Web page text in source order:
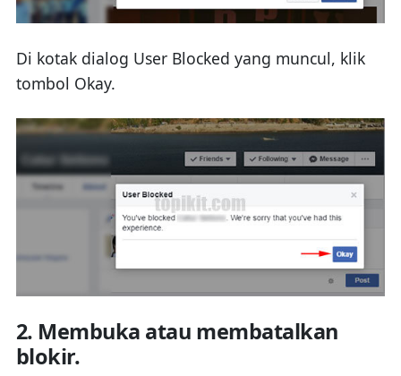
Di kotak dialog User Blocked yang muncul, klik
tombol Okay.
2. Membuka atau membatalkan
blokir.